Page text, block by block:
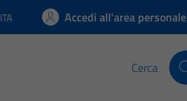
Lingua attiva:
ITA Accedi all'area personale
Cerca